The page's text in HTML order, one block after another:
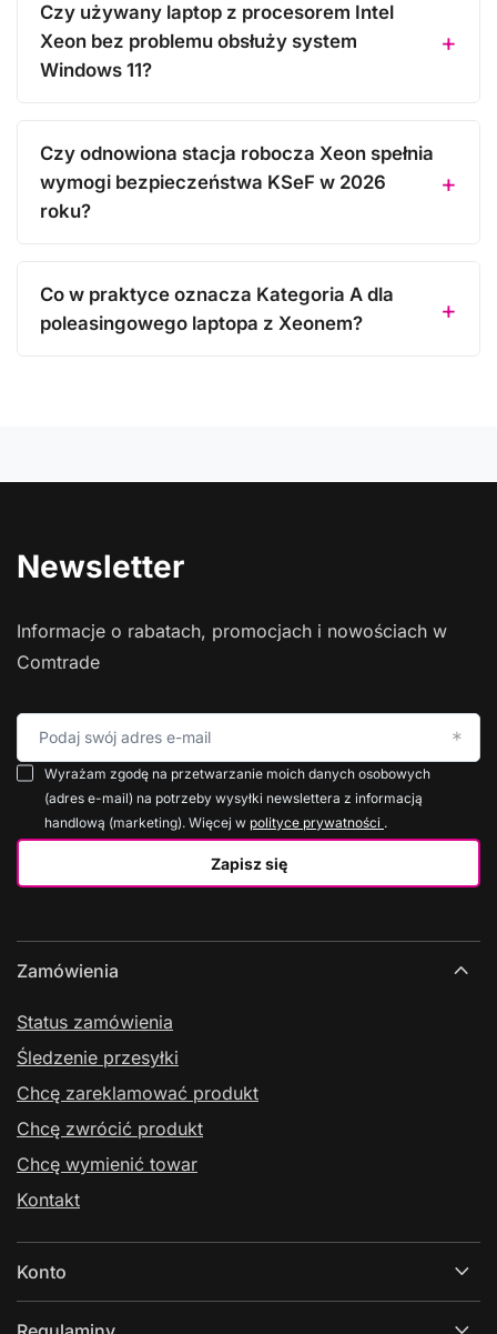
Czy używany laptop z procesorem Intel
Xeon bez problemu obsłuży system
Windows 11?
Czy odnowiona stacja robocza Xeon spełnia
wymogi bezpieczeństwa KSeF w 2026
roku?
Co w praktyce oznacza Kategoria A dla
poleasingowego laptopa z Xeonem?
Newsletter
Informacje o rabatach, promocjach i nowościach w
Comtrade
Podaj swój adres e-mail
Zapisz się
Wyrażam zgodę na przetwarzanie moich danych osobowych
(adres e-mail) na potrzeby wysyłki newslettera z informacją
handlową (marketing). Więcej w polityce prywatności .
Zamówienia
Status zamówienia
Śledzenie przesyłki
Chcę zareklamować produkt
Chcę zwrócić produkt
Chcę wymienić towar
Kontakt
Konto